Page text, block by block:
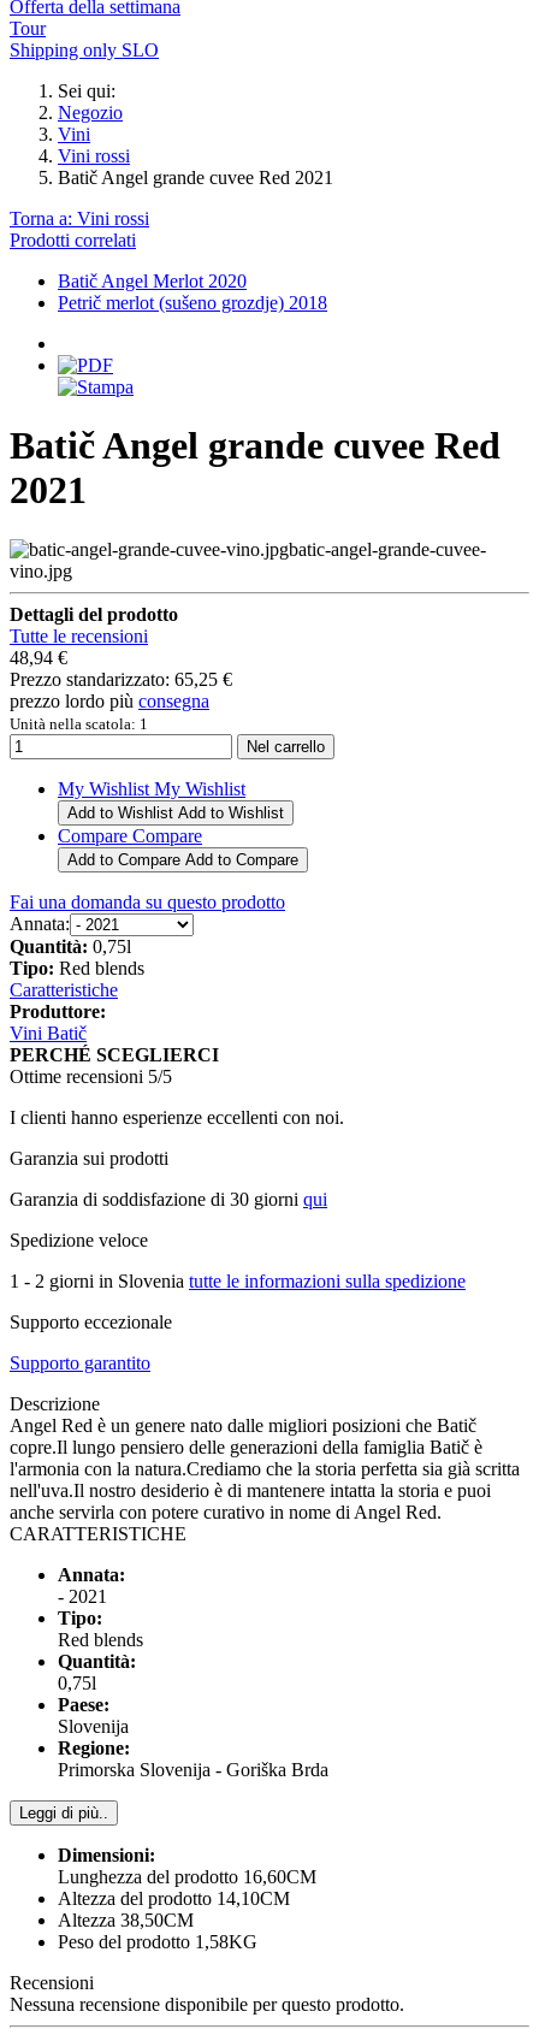
Offerta della settimana
Tour
Shipping only SLO
Sei qui:
Negozio
Vini
Vini rossi
Batič Angel grande cuvee Red 2021
Torna a: Vini rossi
Prodotti correlati
Batič Angel Merlot 2020
Petrič merlot (sušeno grozdje) 2018
Batič Angel grande cuvee Red
2021
batic-angel-grande-cuvee-
vino.jpg
Dettagli del prodotto
Tutte le recensioni
48,94 €
Prezzo standarizzato: 65,25 €
prezzo lordo più consegna
Unità nella scatola: 1
My Wishlist My Wishlist
Add to Wishlist Add to Wishlist
Compare Compare
Add to Compare Add to Compare
Fai una domanda su questo prodotto
Annata:
Quantità: 0,75l
Tipo: Red blends
Caratteristiche
Produttore:
Vini Batič
PERCHÉ SCEGLIERCI
Ottime recensioni 5/5
I clienti hanno esperienze eccellenti con noi.
Garanzia sui prodotti
Garanzia di soddisfazione di 30 giorni qui
Spedizione veloce
1 - 2 giorni in Slovenia tutte le informazioni sulla spedizione
Supporto eccezionale
Supporto garantito
Descrizione
Angel Red è un genere nato dalle migliori posizioni che Batič
copre.Il lungo pensiero delle generazioni della famiglia Batič è
l'armonia con la natura.Crediamo che la storia perfetta sia già scritta
nell'uva.Il nostro desiderio è di mantenere intatta la storia e puoi
anche servirla con potere curativo in nome di Angel Red.
CARATTERISTICHE
Annata:
- 2021
Tipo:
Red blends
Quantità:
0,75l
Paese:
Slovenija
Regione:
Primorska Slovenija - Goriška Brda
Leggi di più..
Dimensioni:
Lunghezza del prodotto 16,60CM
Altezza del prodotto 14,10CM
Altezza 38,50CM
Peso del prodotto 1,58KG
Recensioni
Nessuna recensione disponibile per questo prodotto.